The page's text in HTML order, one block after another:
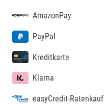
AmazonPay
PayPal
Kreditkarte
Klarna
easyCredit-Ratenkauf
Merzig
Mettingen
Moers
Märkisch-Oderland